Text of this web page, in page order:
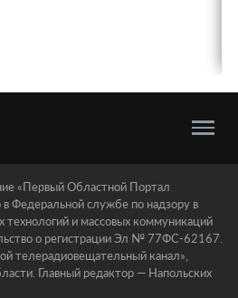
«Первый Областной Портал
в Федеральной службе по надзору в
технологий и массовых коммуникаций
о регистрации Эл № 77ФС-62167.
телерадиовещательный канал»,
Главный редактор — Напольских